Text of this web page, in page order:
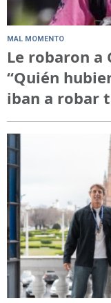
MAL MOMENTO
Le robaron
“Quién
iban a robar